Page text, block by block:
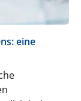
eine